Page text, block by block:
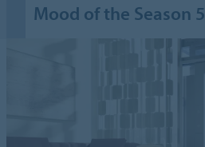
Mood of the Season 5